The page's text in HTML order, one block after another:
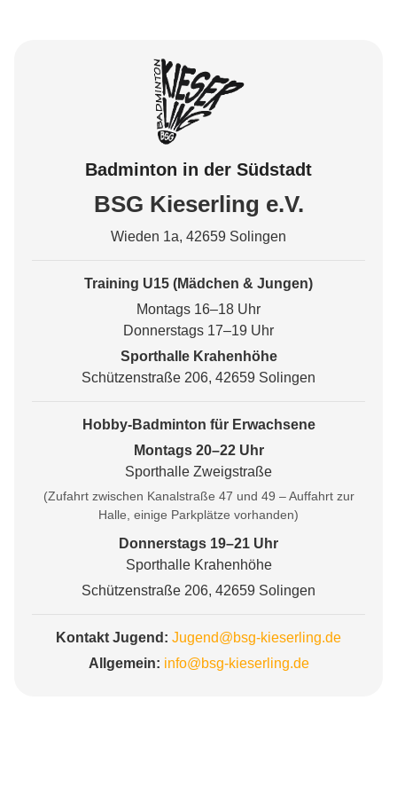
Badminton in der Südstadt
BSG Kieserling e.V.
Wieden 1a, 42659 Solingen
Training U15 (Mädchen & Jungen)
Montags 16–18 Uhr
Donnerstags 17–19 Uhr
Sporthalle Krahenhöhe
Schützenstraße 206, 42659 Solingen
Hobby-Badminton für Erwachsene
Montags 20–22 Uhr
Sporthalle Zweigstraße
(Zufahrt zwischen Kanalstraße 47 und 49 – Auffahrt zur
Halle, einige Parkplätze vorhanden)
Donnerstags 19–21 Uhr
Sporthalle Krahenhöhe
Schützenstraße 206, 42659 Solingen
Kontakt Jugend: Jugend@bsg-kieserling.de
Allgemein: info@bsg-kieserling.de